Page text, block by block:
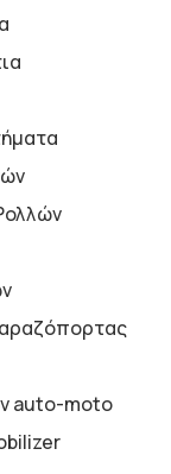
auto-moto